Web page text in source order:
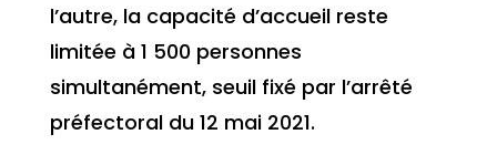
l’autre, la capacité d’accueil reste
limitée à 1 500 personnes
simultanément, seuil fixé par l’arrêté
préfectoral du 12 mai 2021.